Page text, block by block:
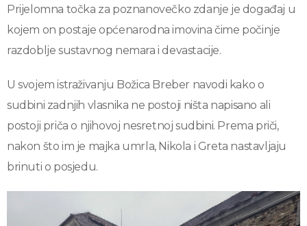
Prijelomna točka za poznanovečko zdanje je događaj u
kojem on postaje općenarodna imovina čime počinje
razdoblje sustavnog nemara i devastacije.
U svojem istraživanju Božica Breber navodi kako o
sudbini zadnjih vlasnika ne postoji ništa napisano ali
postoji priča o njihovoj nesretnoj sudbini. Prema priči,
nakon što im je majka umrla, Nikola i Greta nastavljaju
brinuti o posjedu.